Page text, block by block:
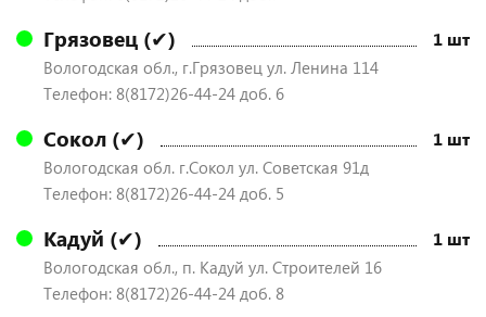
Грязовец (✔) 1 шт
Вологодская обл., г.Грязовец ул. Ленина 114
Телефон: 8(8172)26-44-24 доб. 6
Сокол (✔) 1 шт
Вологодская обл. г.Сокол ул. Советская 91д
Телефон: 8(8172)26-44-24 доб. 5
Кадуй (✔) 1 шт
Вологодская обл., п. Кадуй ул. Строителей 16
Телефон: 8(8172)26-44-24 доб. 8